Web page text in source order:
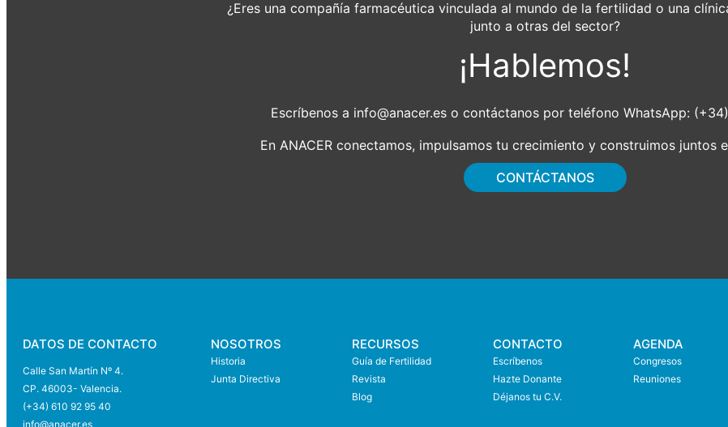
¿Eres una compañía farmacéutica vinculada al mundo de la fertilidad o una
junto a otras del sector?
¡Hablemos!
Escríbenos a info@anacer.es o contáctanos por teléfono WhatsApp:
En ANACER conectamos, impulsamos tu crecimiento y construimos juntos
CONTÁCTANOS
DATOS DE CONTACTO
Calle San Martín Nº 4.
CP. 46003- Valencia.
(+34) 610 92 95 40
info@anacer.es
NOSOTROS
Historia
Junta Directiva
RECURSOS
Guía de Fertilidad
Revista
Blog
CONTACTO
Escríbenos
Hazte Donante
Déjanos tu C.V.
AGENDA
Congresos
Reuniones